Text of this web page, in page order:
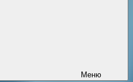
Меню